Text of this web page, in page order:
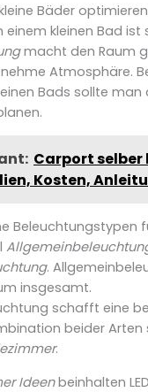
Bäder optimieren
einem kleinen Bad ist
macht den Raum
Atmosphäre.
Bads sollte man
Carport selber
Kosten,
Beleuchtungstypen
.
insgesamt.
schafft eine
beider
.
Ideenbeinhalten